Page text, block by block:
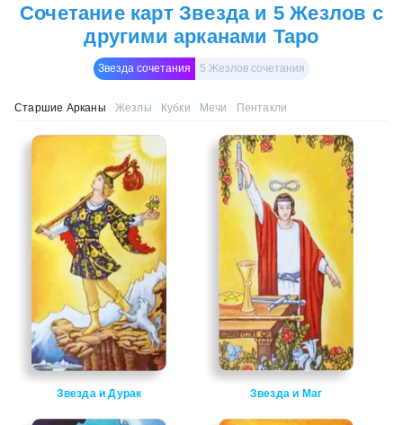
Сочетание карт Звезда и 5 Жезлов с
другими арканами Таро
Звезда сочетания 5 Жезлов сочетания
Старшие Арканы Жезлы Кубки Мечи Пентакли
Звезда и Дурак Звезда и Маг